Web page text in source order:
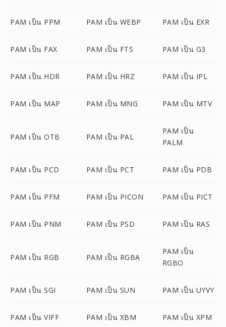
PAM เป็น PPM PAM เป็น WEBP PAM เป็น EXR
PAM เป็น FAX PAM เป็น FTS PAM เป็น G3
PAM เป็น HDR PAM เป็น HRZ PAM เป็น IPL
PAM เป็น MAP PAM เป็น MNG PAM เป็น MTV
PAM เป็น OTB PAM เป็น PAL
PAM เป็น
PALM
PAM เป็น PCD PAM เป็น PCT PAM เป็น PDB
PAM เป็น PFM PAM เป็น PICON PAM เป็น PICT
PAM เป็น PNM PAM เป็น PSD PAM เป็น RAS
PAM เป็น RGB PAM เป็น RGBA
PAM เป็น
RGBO
PAM เป็น SGI PAM เป็น SUN PAM เป็น UYVY
PAM เป็น VIFF PAM เป็น XBM PAM เป็น XPM